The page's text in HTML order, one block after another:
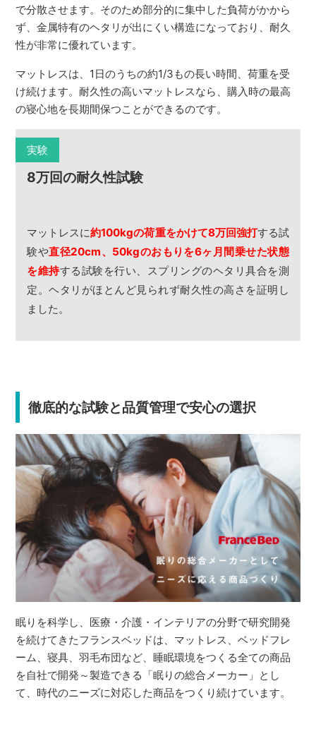
で分散させます。そのため部分的に集中した負荷がかから
ず、金属特有のヘタリが出にくい構造になっており、耐久
性が非常に優れています。
マットレスは、1日のうちの約1/3もの長い時間、荷重を受
け続けます。耐久性の高いマットレスなら、購入時の最高
の寝心地を長期間保つことができるのです。
実験
8万回の耐久性試験
マットレスに約100kgの荷重をかけて8万回強打する試
験や直径20cm、50kgのおもりを6ヶ月間乗せた状態
を維持する試験を行い、スプリングのヘタリ具合を測
定。ヘタリがほとんど見られず耐久性の高さを証明し
ました。
徹底的な試験と品質管理で安心の選択
眠りを科学し、医療・介護・インテリアの分野で研究開発
を続けてきたフランスベッドは、マットレス、ベッドフレ
ーム、寝具、羽毛布団など、睡眠環境をつくる全ての商品
を自社で開発～製造できる「眠りの総合メーカー」とし
て、時代のニーズに対応した商品をつくり続けています。